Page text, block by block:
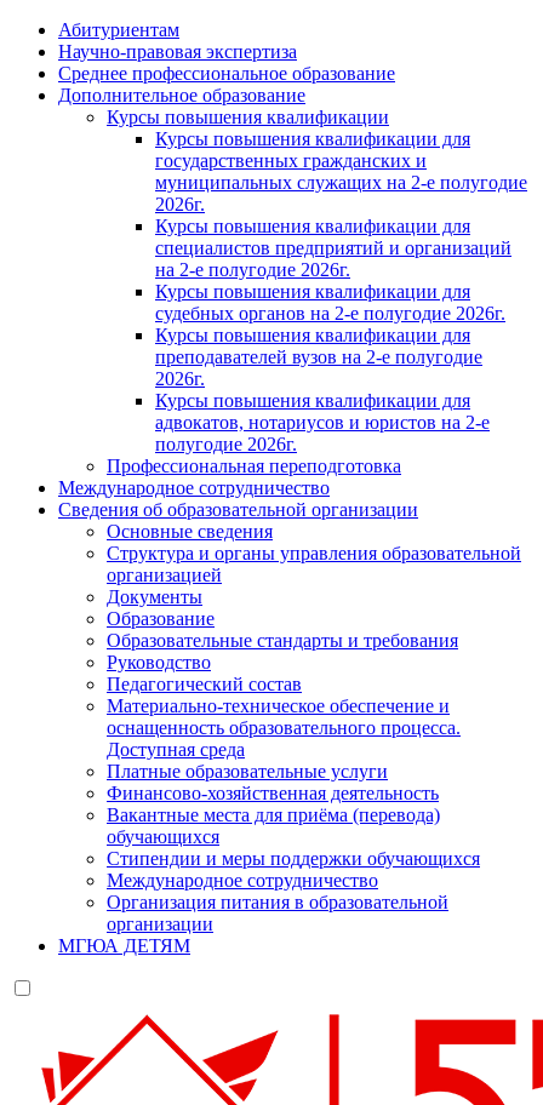
Абитуриентам
Научно-правовая экспертиза
Cреднее профессиональное образование
Дополнительное образование
Курсы повышения квалификации
Курсы повышения квалификации для
государственных гражданских и
муниципальных служащих на 2-е полугодие
2026г.
Курсы повышения квалификации для
специалистов предприятий и организаций
на 2-е полугодие 2026г.
Курсы повышения квалификации для
судебных органов на 2-е полугодие 2026г.
Курсы повышения квалификации для
преподавателей вузов на 2-е полугодие
2026г.
Курсы повышения квалификации для
адвокатов, нотариусов и юристов на 2-е
полугодие 2026г.
Профессиональная переподготовка
Международное сотрудничество
Сведения об образовательной организации
Основные сведения
Структура и органы управления образовательной
организацией
Документы
Образование
Образовательные стандарты и требования
Руководство
Педагогический состав
Материально-техническое обеспечение и
оснащенность образовательного процесса.
Доступная среда
Платные образовательные услуги
Финансово-хозяйственная деятельность
Вакантные места для приёма (перевода)
обучающихся
Стипендии и меры поддержки обучающихся
Международное сотрудничество
Организация питания в образовательной
организации
МГЮА ДЕТЯМ